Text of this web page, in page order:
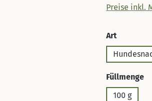
Preise inkl.
Art
Füllmenge
100 g